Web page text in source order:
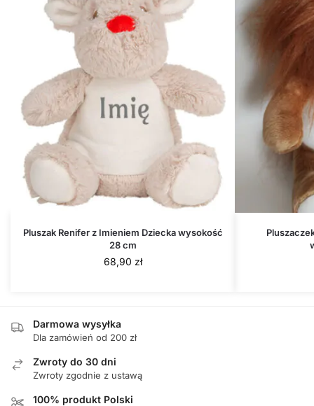
Pluszak Renifer z Imieniem Dziecka wysokość
28 cm
68,90 zł
Darmowa wysyłka
Dla zamówień od 200 zł
Zwroty do 30 dni
Zwroty zgodnie z ustawą
100% produkt Polski